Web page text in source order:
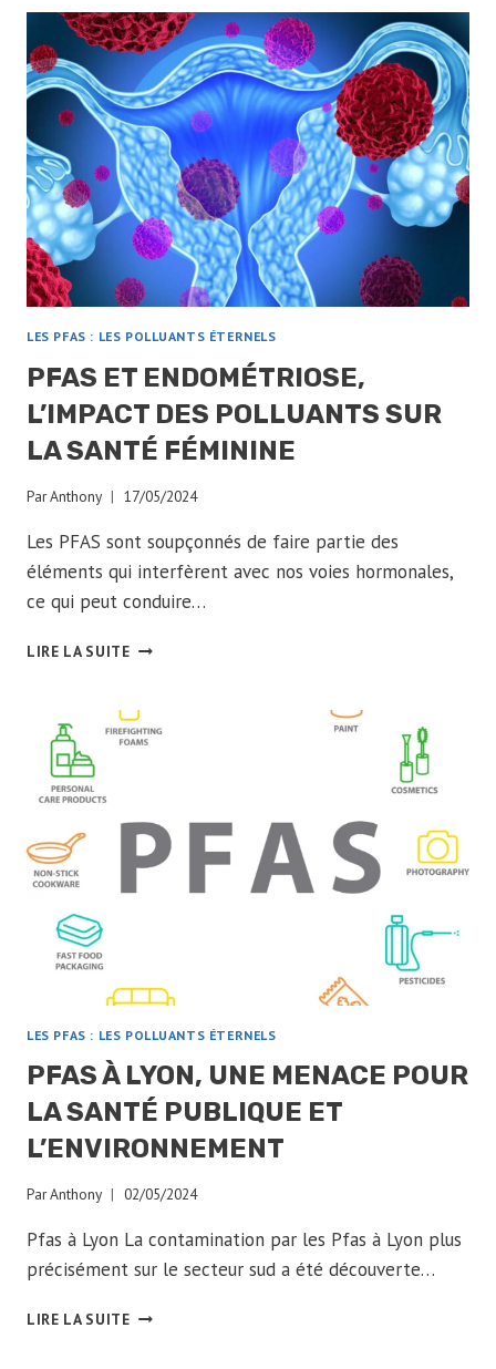
ILS
CAUSER
RETARD
DE
LA
PUBERTÉ
CHEZ
LES
JEUNES
FILLES ?
LES PFAS : LES POLLUANTS ÉTERNELS
PFAS ET ENDOMÉTRIOSE,
L’IMPACT DES POLLUANTS SUR
LA SANTÉ FÉMININE
ParAnthony 17/05/2024
Les PFAS sont soupçonnés de faire partie des
éléments qui interfèrent avec nos voies hormonales,
ce qui peut conduire…
LIRE LA SUITEPFAS
L’IMPACT
DES
SANTÉ
FÉMININE
LES PFAS : LES POLLUANTS ÉTERNELS
PFAS À LYON, UNE MENACE POUR
LA SANTÉ PUBLIQUE ET
L’ENVIRONNEMENT
ParAnthony 02/05/2024
Pfas à Lyon La contamination par les Pfas à Lyon plus
précisément sur le secteur sud a été découverte…
LIRE LA SUITEPFAS